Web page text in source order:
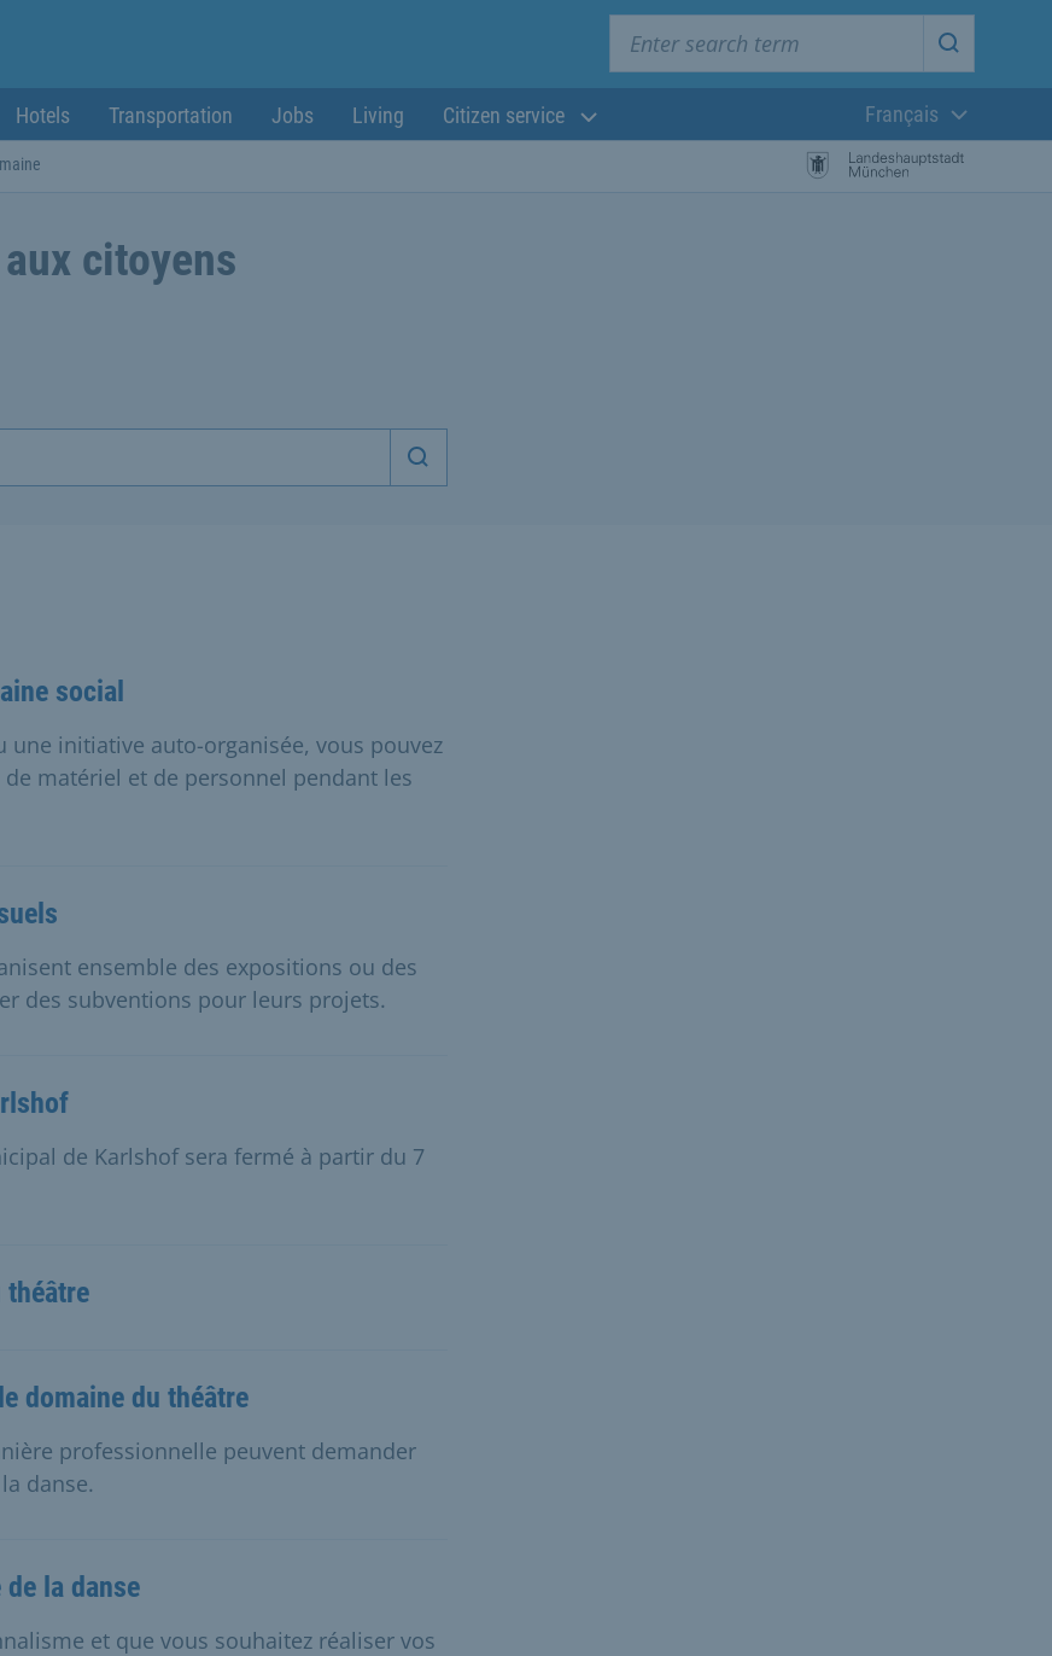
Start
Hotels Transportation Jobs Living Citizen service
Langue
Français
citoyens
Démarrer la recherche
social
initiative auto-organisée, vous pouvez
matériel et de personnel pendant les
ensemble des expositions ou des
des subventions pour leurs projets.
de Karlshof sera fermé à partir du 7
théâtre
domaine du théâtre
professionnelle peuvent demander
danse.
la danse
et que vous souhaitez réaliser vos